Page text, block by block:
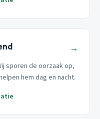
→
sporen de oorzaak op,
hem dag en nacht.